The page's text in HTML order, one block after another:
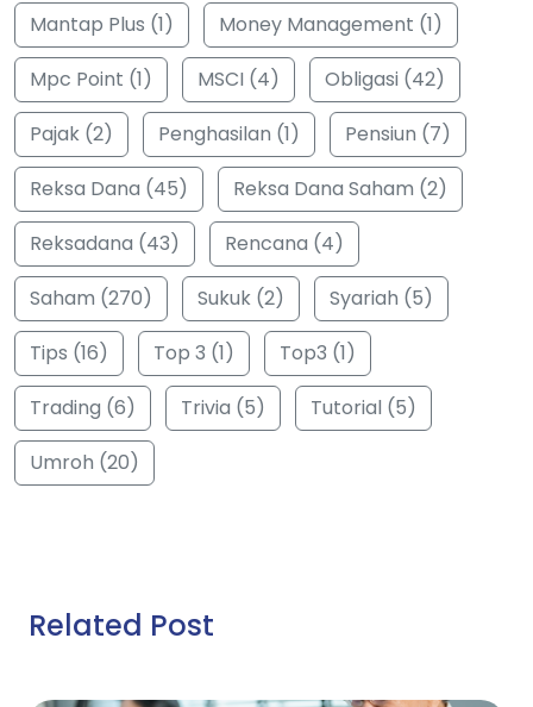
Mantap Plus (1)
Money Management (1)
Mpc Point (1)
MSCI (4)
Obligasi (42)
Pajak (2)
Penghasilan (1)
Pensiun (7)
Reksa Dana (45)
Reksa Dana Saham (2)
Reksadana (43)
Rencana (4)
Saham (270)
Sukuk (2)
Syariah (5)
Tips (16)
Top 3 (1)
Top3 (1)
Trading (6)
Trivia (5)
Tutorial (5)
Umroh (20)
Related Post